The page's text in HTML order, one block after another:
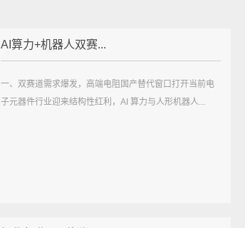
AI算力+机器人双赛...
一、双赛道需求爆发，高端电阻国产替代窗口打开当前电
子元器件行业迎来结构性红利，AI 算力与人形机器人...